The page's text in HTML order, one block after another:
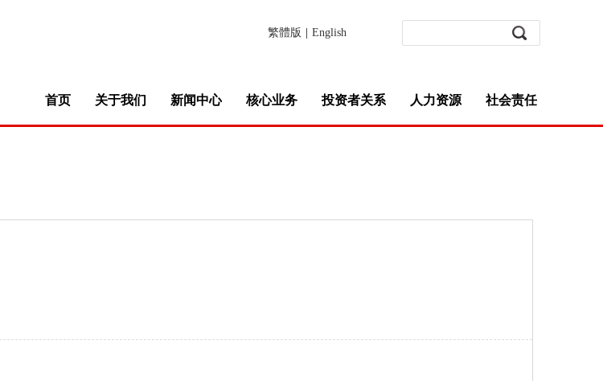
繁體版 English
首页 关于我们 新闻中心 核心业务 投资者关系 人力资源 社会责任